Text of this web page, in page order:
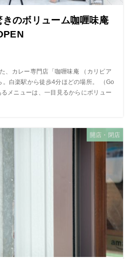
きのボリューム咖喱味庵
、カレー専門店「咖喱味庵 （カリビア
。白楽駅から徒歩4分ほどの場所。 （Go
メニューは、一目見るからにボリュー
開店・閉店